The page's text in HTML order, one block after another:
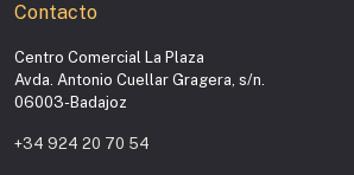
Contacto
Centro Comercial La Plaza
Avda. Antonio Cuellar Gragera, s/n.
06003-Badajoz
+34 924 20 70 54